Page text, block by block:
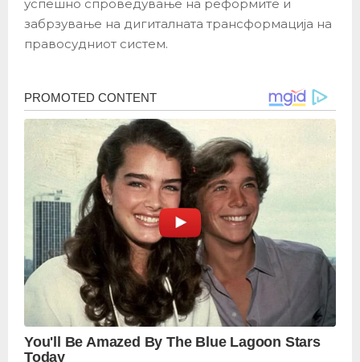
успешно спроведување на реформите и
забрзување на дигиталната трансформација на
правосудниот систем.